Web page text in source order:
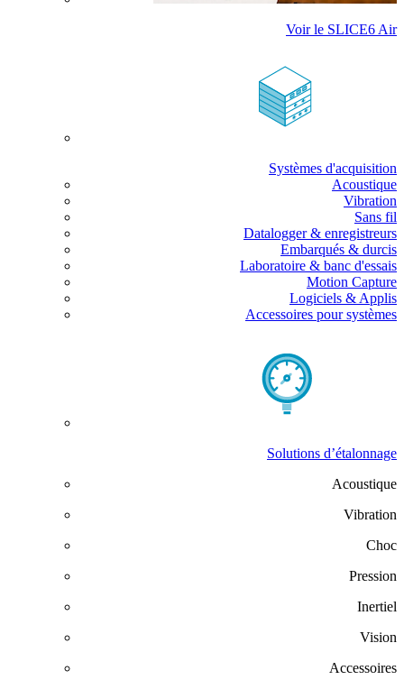
Voir le SLICE6 Air
Systèmes d'acquisition
Acoustique
Vibration
Sans fil
Datalogger & enregistreurs
Embarqués & durcis
Laboratoire & banc d'essais
Motion Capture
Logiciels & Applis
Accessoires pour systèmes
Solutions d’étalonnage
Acoustique
Vibration
Choc
Pression
Inertiel
Vision
Accessoires